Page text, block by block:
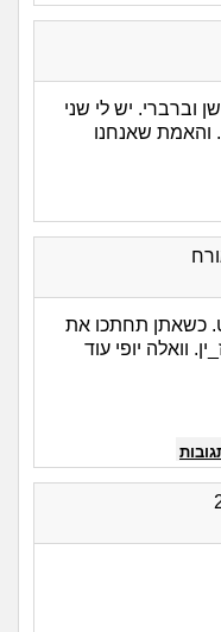
וברברי. יש לי שני
והאמת שאנחנו
כשאתן תחתכו את
וואלה יופי עוד